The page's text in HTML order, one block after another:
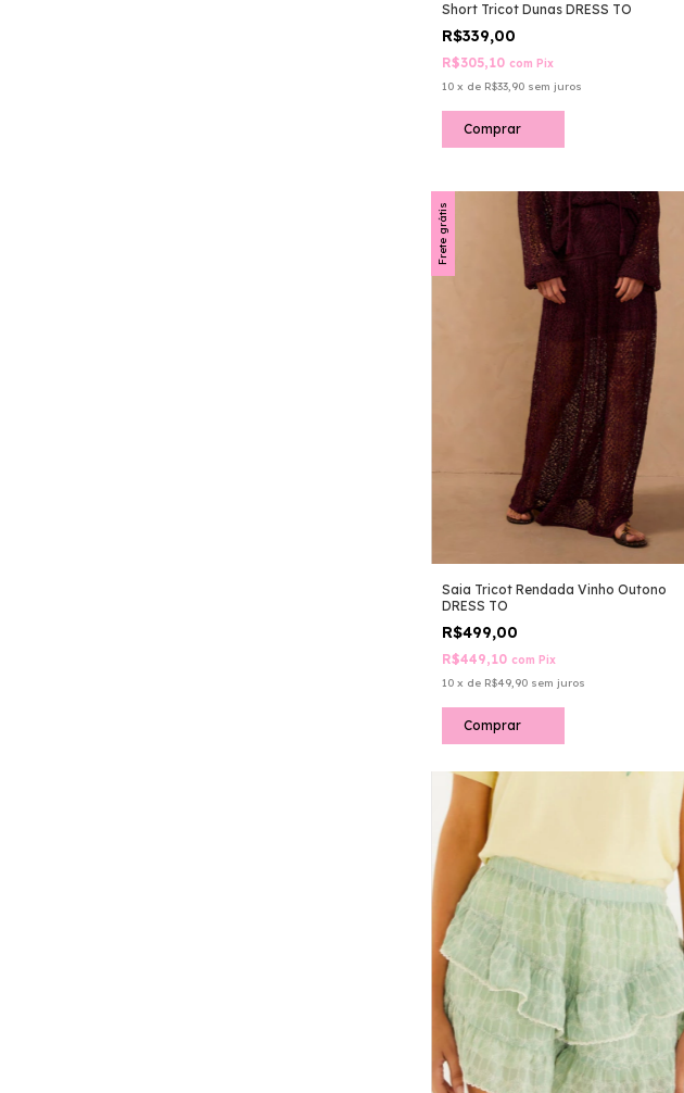
Short Tricot Dunas DRESS TO
R$339,00
R$305,10 com Pix
10 x de R$33,90 sem juros
Comprar
Frete grátis
Saia Tricot Rendada Vinho Outono
DRESS TO
R$499,00
R$449,10 com Pix
10 x de R$49,90 sem juros
Comprar